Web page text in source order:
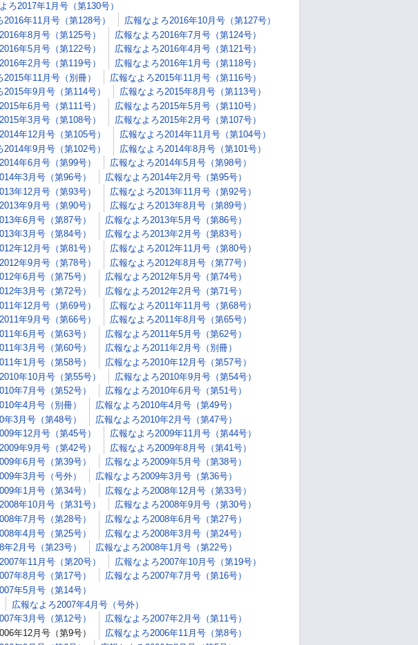
ろ2017年1月号（第130号）
2016年11月号（第128号）
広報なよろ2016年10月号（第127号）
年8月号（第125号）
広報なよろ2016年7月号（第124号）
年5月号（第122号）
広報なよろ2016年4月号（第121号）
年2月号（第119号）
広報なよろ2016年1月号（第118号）
2015年11月号（別冊）
広報なよろ2015年11月号（第116号）
2015年9月号（第114号）
広報なよろ2015年8月号（第113号）
年6月号（第111号）
広報なよろ2015年5月号（第110号）
年3月号（第108号）
広報なよろ2015年2月号（第107号）
年12月号（第105号）
広報なよろ2014年11月号（第104号）
2014年9月号（第102号）
広報なよろ2014年8月号（第101号）
年6月号（第99号）
広報なよろ2014年5月号（第98号）
年3月号（第96号）
広報なよろ2014年2月号（第95号）
年12月号（第93号）
広報なよろ2013年11月号（第92号）
年9月号（第90号）
広報なよろ2013年8月号（第89号）
年6月号（第87号）
広報なよろ2013年5月号（第86号）
年3月号（第84号）
広報なよろ2013年2月号（第83号）
年12月号（第81号）
広報なよろ2012年11月号（第80号）
年9月号（第78号）
広報なよろ2012年8月号（第77号）
年6月号（第75号）
広報なよろ2012年5月号（第74号）
年3月号（第72号）
広報なよろ2012年2月号（第71号）
年12月号（第69号）
広報なよろ2011年11月号（第68号）
年9月号（第66号）
広報なよろ2011年8月号（第65号）
年6月号（第63号）
広報なよろ2011年5月号（第62号）
年3月号（第60号）
広報なよろ2011年2月号（別冊）
年1月号（第58号）
広報なよろ2010年12月号（第57号）
年10月号（第55号）
広報なよろ2010年9月号（第54号）
年7月号（第52号）
広報なよろ2010年6月号（第51号）
年4月号（別冊）
広報なよろ2010年4月号（第49号）
3月号（第48号）
広報なよろ2010年2月号（第47号）
年12月号（第45号）
広報なよろ2009年11月号（第44号）
年9月号（第42号）
広報なよろ2009年8月号（第41号）
年6月号（第39号）
広報なよろ2009年5月号（第38号）
年3月号（号外）
広報なよろ2009年3月号（第36号）
年1月号（第34号）
広報なよろ2008年12月号（第33号）
年10月号（第31号）
広報なよろ2008年9月号（第30号）
年7月号（第28号）
広報なよろ2008年6月号（第27号）
年4月号（第25号）
広報なよろ2008年3月号（第24号）
2月号（第23号）
広報なよろ2008年1月号（第22号）
年11月号（第20号）
広報なよろ2007年10月号（第19号）
年8月号（第17号）
広報なよろ2007年7月号（第16号）
年5月号（第14号）
広報なよろ2007年4月号（号外）
年3月号（第12号）
広報なよろ2007年2月号（第11号）
年12月号（第9号）
広報なよろ2006年11月号（第8号）